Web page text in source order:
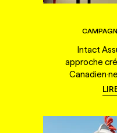
Intact
approche